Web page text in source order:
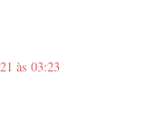
às 03:23